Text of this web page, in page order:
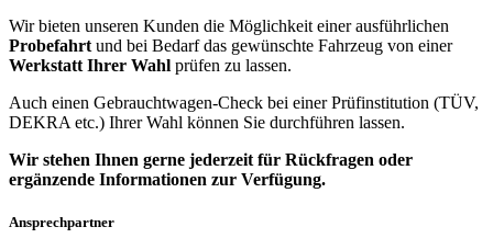
Wir bieten unseren Kunden die Möglichkeit einer ausführlichen
Probefahrt und bei Bedarf das gewünschte Fahrzeug von einer
Werkstatt Ihrer Wahl prüfen zu lassen.
Auch einen Gebrauchtwagen-Check bei einer Prüfinstitution (TÜV,
DEKRA etc.) Ihrer Wahl können Sie durchführen lassen.
Wir stehen Ihnen gerne jederzeit für Rückfragen oder
ergänzende Informationen zur Verfügung.
Ansprechpartner